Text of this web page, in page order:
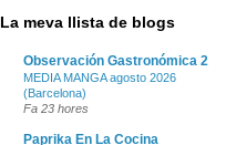
La meva llista de blogs
Observación Gastronómica 2
MEDIA MANGA agosto 2026
(Barcelona)
Fa 23 hores
Paprika En La Cocina